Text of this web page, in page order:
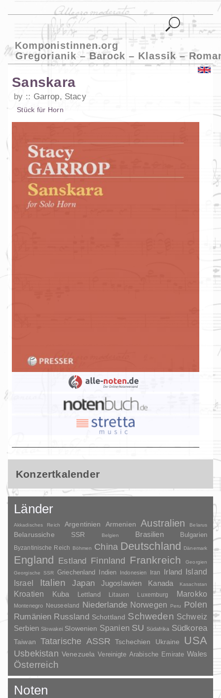
Komponistinnen.org
Gregorianik – Barock – Klassik –
Sanskara
by Garrop, Stacy
Stück für Horn
Konzertkalender
Länder
Akkadisches Reich Argentinien Armenien Australien Belarus
Belarussiche SSR Belgien Brasilien Bulgarien
Byzantinische Reich Böhmen China Deutschland Dänemark
England Estland Finnland Frankreich
Georgien
Georgische SSR
Griechenland Indien Indonesien Iran Irland
Island
Israel
Italien Japan Jugoslawien Kanada Kasachstan
Kroatien Kuba Lettland Litauen Luxemburg Marokko
Montenegro Neuseeland Niederlande Norwegen Peru
Polen
Rumänien Russland Schottland Schweden Schweiz
Serbien Slowakei Slowenien Spanien SU Südafrika Südkorea
Taiwan Tatarische ASSR Tschechien Ukraine USA
Usbekistan Venezuela Vereinigte Arabische Emirate Wales
Österreich
Noten